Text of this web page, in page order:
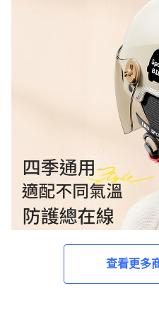
查看更多